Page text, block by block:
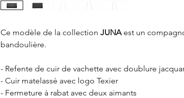
Ce modèle de la collection JUNAest un
bandoulière.
- Refente de cuir de vachette avec doublure
- Cuir matelassé avec logo Texier
- Fermeture à rabat avec deux aimants